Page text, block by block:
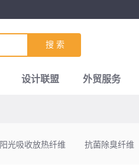
搜 索
设计联盟 外贸服务
阳光吸收放热纤维 抗菌除臭纤维